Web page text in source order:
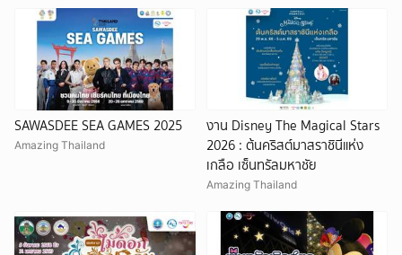
SAWASDEE SEA GAMES 2025
Amazing Thailand
งาน Disney The Magical Stars
2026 : ต้นคริสต์มาสราชินีแห่ง
เกลือ เซ็นทรัลมหาชัย
Amazing Thailand